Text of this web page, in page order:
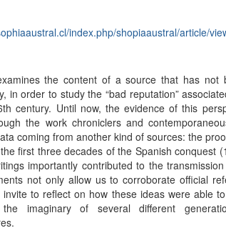
index.php/shopiaaustral/article/
the content of a source that has not
in order to study the “bad reputation”
century. Until now, the evidence of this
the work chroniclers and
coming from another kind of sources: the
first three decades of the Spanish conquest
importantly contributed to the
not only allow us to corroborate official
to reflect on how these ideas were able
imaginary of several different